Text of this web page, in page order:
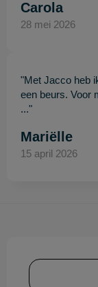
Carola
28 mei 2026
"Met Jacco heb
een beurs. Voor
..."
Mariëlle
15 april 2026